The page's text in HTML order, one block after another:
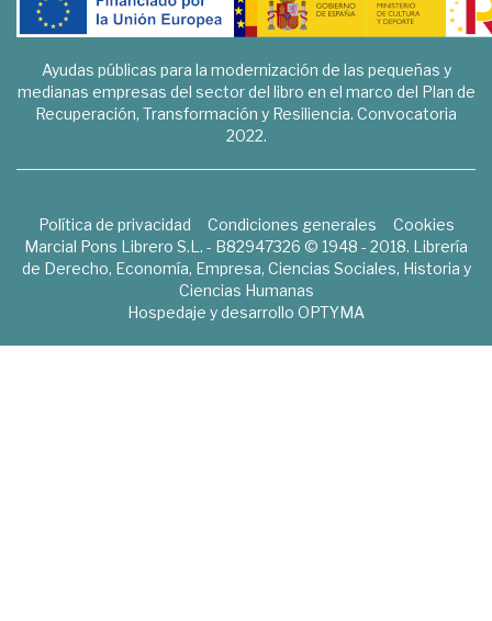
Ayudas públicas para la modernización de las pequeñas y
medianas empresas del sector del libro en el marco del Plan de
Recuperación, Transformación y Resiliencia. Convocatoria
2022.
Política de privacidad Condiciones generales
Cookies
Marcial Pons Librero S.L. - B82947326 © 1948 - 2018. Librería
de Derecho, Economía, Empresa, Ciencias Sociales, Historia y
Ciencias Humanas
Hospedaje y desarrollo OPTYMA